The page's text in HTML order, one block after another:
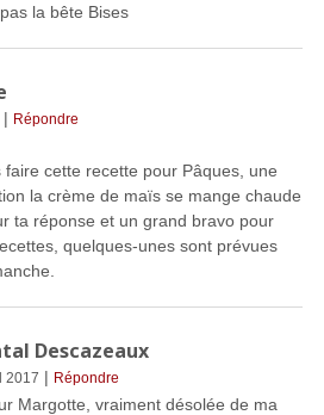
la bête Bises
| Répondre
faire cette recette pour Pâques, une
la crème de maïs se mange chaude
ta réponse et un grand bravo pour
quelques-unes sont prévues
Descazeaux
2017 | Répondre
Margotte, vraiment désolée de ma